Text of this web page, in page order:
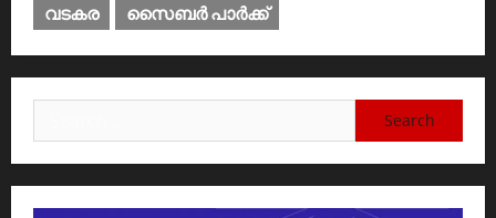
വടകര
സൈബര്‍ പാര്‍ക്ക്‌
for: